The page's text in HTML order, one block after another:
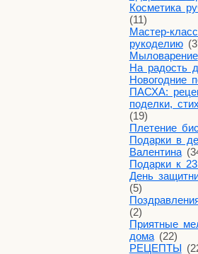
Косметика
(11)
Мастер-
рукоделию
Мыловарение
На радость
Новогодние
ПАСХА:
поделки,
(19)
Плетение
Подарки в
Валентина
Подарки к
День
(5)
(2)
Приятные
дома(22)
РЕЦЕПТЫ